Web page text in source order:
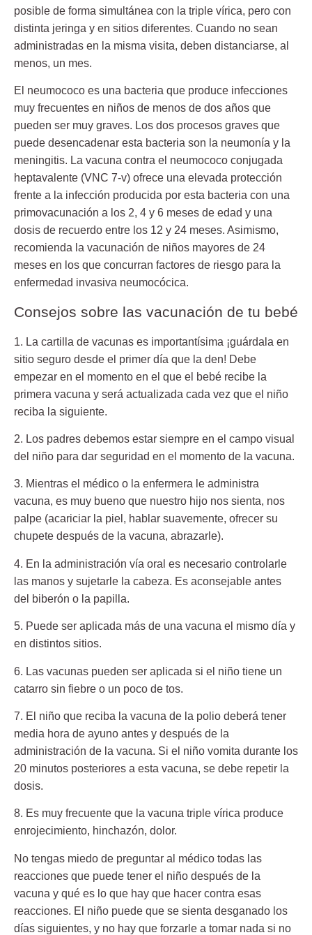
posible de forma simultánea con la triple vírica, pero con
distinta jeringa y en sitios diferentes. Cuando no sean
administradas en la misma visita, deben distanciarse, al
menos, un mes.
El neumococo es una bacteria que produce infecciones
muy frecuentes en niños de menos de dos años que
pueden ser muy graves. Los dos procesos graves que
puede desencadenar esta bacteria son la neumonía y la
meningitis. La vacuna contra el neumococo conjugada
heptavalente (VNC 7-v) ofrece una elevada protección
frente a la infección producida por esta bacteria con una
primovacunación a los 2, 4 y 6 meses de edad y una
dosis de recuerdo entre los 12 y 24 meses. Asimismo,
recomienda la vacunación de niños mayores de 24
meses en los que concurran factores de riesgo para la
enfermedad invasiva neumocócica.
Consejos sobre las vacunación de tu bebé
1. La cartilla de vacunas es importantísima ¡guárdala en
sitio seguro desde el primer día que la den! Debe
empezar en el momento en el que el bebé recibe la
primera vacuna y será actualizada cada vez que el niño
reciba la siguiente.
2. Los padres debemos estar siempre en el campo visual
del niño para dar seguridad en el momento de la vacuna.
3. Mientras el médico o la enfermera le administra
vacuna, es muy bueno que nuestro hijo nos sienta, nos
palpe (acariciar la piel, hablar suavemente, ofrecer su
chupete después de la vacuna, abrazarle).
4. En la administración vía oral es necesario controlarle
las manos y sujetarle la cabeza. Es aconsejable antes
del biberón o la papilla.
5. Puede ser aplicada más de una vacuna el mismo día y
en distintos sitios.
6. Las vacunas pueden ser aplicada si el niño tiene un
catarro sin fiebre o un poco de tos.
7. El niño que reciba la vacuna de la polio deberá tener
media hora de ayuno antes y después de la
administración de la vacuna. Si el niño vomita durante los
20 minutos posteriores a esta vacuna, se debe repetir la
dosis.
8. Es muy frecuente que la vacuna triple vírica produce
enrojecimiento, hinchazón, dolor.
No tengas miedo de preguntar al médico todas las
reacciones que puede tener el niño después de la
vacuna y qué es lo que hay que hacer contra esas
reacciones. El niño puede que se sienta desganado los
días siguientes, y no hay que forzarle a tomar nada si no